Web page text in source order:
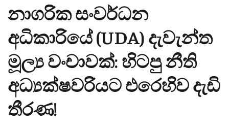
නාගරික සංවර්ධන
අධිකාරියේ (UDA) දැවැන්ත
මූල්‍ය වංචාවක්: හිටපු නීති
අධ්‍යක්ෂවරියට එරෙහිව දැඩි
තීරණ!